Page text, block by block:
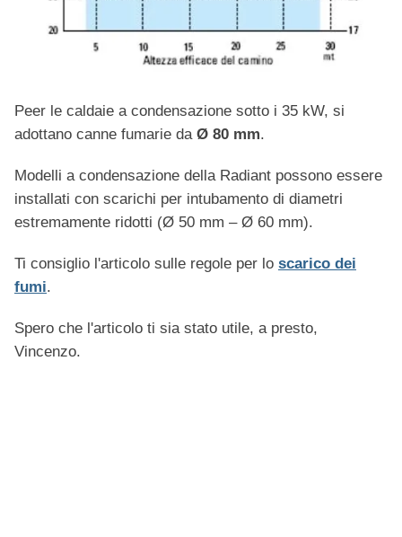
Peer le caldaie a condensazione sotto i 35 kW, si
adottano canne fumarie da Ø 80 mm.
Modelli a condensazione della Radiant possono essere
installati con scarichi per intubamento di diametri
estremamente ridotti (Ø 50 mm – Ø 60 mm).
Ti consiglio l'articolo sulle regole per lo scarico dei
fumi.
Spero che l'articolo ti sia stato utile, a presto,
Vincenzo.